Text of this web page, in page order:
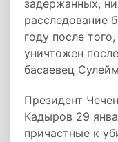
задержанных,
расследование
году после
уничтожен
басаевец
Президент
Кадыров 29
причастные к